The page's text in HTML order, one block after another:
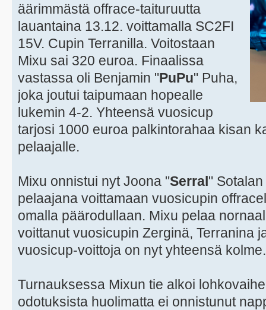
äärimmästä offrace-taituruutta
lauantaina 13.12. voittamalla SC2FI
15V. Cupin Terranilla. Voitostaan
Mixu sai 320 euroa. Finaalissa
vastassa oli Benjamin "PuPu" Puha,
joka joutui taipumaan hopealle
lukemin 4-2. Yhteensä vuosicup
tarjosi 1000 euroa palkintorahaa kisan
pelaajalle.
Mixu onnistui nyt Joona "Serral"
pelaajana voittamaan vuosicupin
omalla päärodullaan. Mixu pelaa
voittanut vuosicupin Zerginä, Terranina
vuosicup-voittoja on nyt yhteensä kolme.
Turnauksessa Mixun tie alkoi
odotuksista huolimatta ei onnistunut